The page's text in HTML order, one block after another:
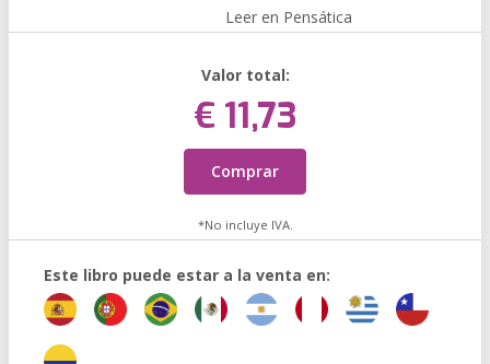
Leer en Pensática
Valor total:
€ 11,73
Comprar
*No incluye IVA.
Este libro puede estar a la venta en: